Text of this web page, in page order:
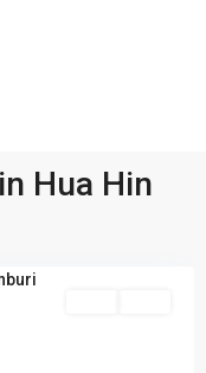
Hua Hin